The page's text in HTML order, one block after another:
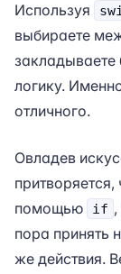
Используя
выбираете
закладываете
логику.
отличного.
Овладев
притворяется,
помощью
if ,
пора принять
же действия.